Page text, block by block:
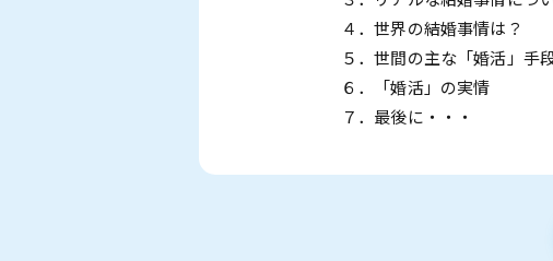
４．世界の結婚事情は？
５．世間の主な「婚活」手
６．「婚活」の実情
７．最後に・・・